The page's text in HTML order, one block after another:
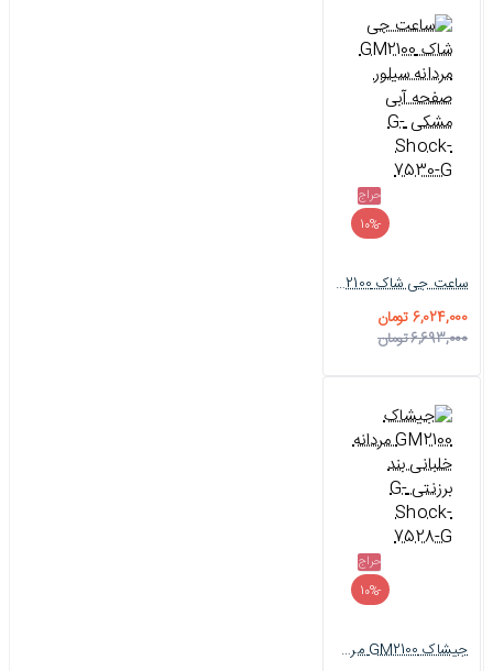
حراج
-10%
ساعت جی شاک GM2100 مردانه سیلور صفحه آبی مشکی G-Shock-7530-G
6,024,000 تومان
6,693,000 تومان
حراج
-10%
جیشاک GM2100 مردانه خلبانی بند برزنتی G-Shock-7528-G